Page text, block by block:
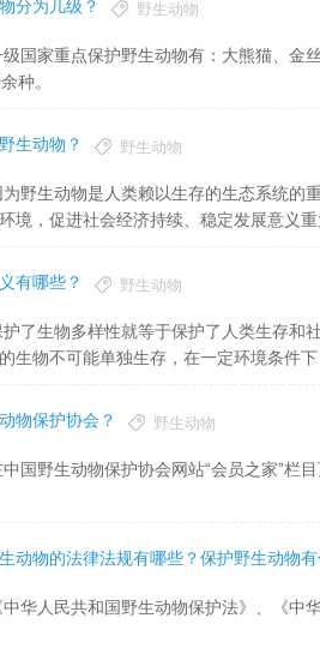
分为几级？ 野生动物
种。
生动物？ 野生动物
境，促进社会经济持续、稳定发展意义
有哪些？ 野生动物
生物不可能单独生存，在一定环境条件
物保护协会？ 野生动物
野生动物保护协会网站“会员之家”栏目
动物的法律法规有哪些？保护野生动物
人民共和国野生动物保护法》、《中